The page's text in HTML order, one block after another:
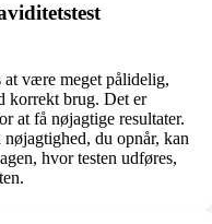
at være meget pålidelig,
korrekt brug. Det er
at få nøjagtige resultater.
du opnår, kan
hvor testen udføres,